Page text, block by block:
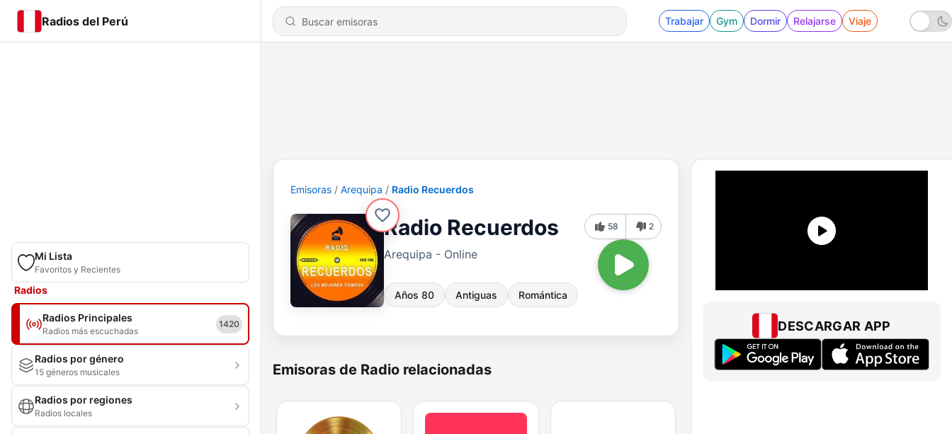
Radios del Perú Trabajar Gym Dormir Relajarse Viaje
Mi Lista
Favoritos y Recientes
Radios
Radios Principales
Radios más escuchadas
1420
Radios por género
15 géneros musicales
Radios por regiones
Radios locales
Emisoras Arequipa Radio Recuerdos
Radio Recuerdos
Arequipa - Online
Años 80 Antiguas Romántica
58 2
Emisoras de Radio relacionadas
DESCARGAR APP